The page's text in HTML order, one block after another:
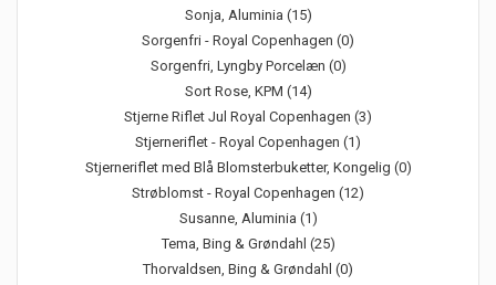
Sonja, Aluminia (15)
Sorgenfri - Royal Copenhagen (0)
Sorgenfri, Lyngby Porcelæn (0)
Sort Rose, KPM (14)
Stjerne Riflet Jul Royal Copenhagen (3)
Stjerneriflet - Royal Copenhagen (1)
Stjerneriflet med Blå Blomsterbuketter, Kongelig (0)
Strøblomst - Royal Copenhagen (12)
Susanne, Aluminia (1)
Tema, Bing & Grøndahl (25)
Thorvaldsen, Bing & Grøndahl (0)